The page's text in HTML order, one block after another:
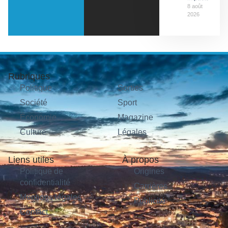
8 août
2026
Rubriques
Politique
Société
Économie
Culture
Sorties
Sport
Magazine
Légales
Liens utiles
Politique de
confidentialité
Mentions légales
Contact
À propos
Origines
Carrières
Publicité